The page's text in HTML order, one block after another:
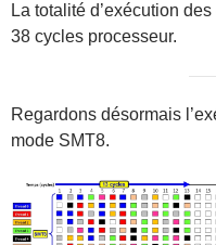
La totalité d’exécution
38 cycles processeur.
Regardons désormais
mode SMT8.